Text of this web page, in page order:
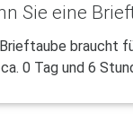
Sie eine
braucht
0 Tag und 6